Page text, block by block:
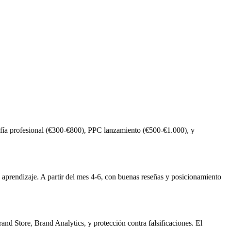
profesional (€300-€800), PPC lanzamiento (€500-€1.000), y
A partir del mes 4-6, con buenas reseñas y posicionamiento
Store, Brand Analytics, y protección contra falsificaciones. El